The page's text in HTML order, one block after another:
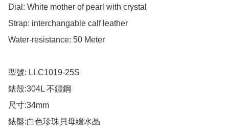
Dial: White mother of pearl with crystal
Strap: interchangable calf leather
Water-resistance: 50 Meter
型號: LLC1019-25S
錶殼:304L 不鏽鋼
尺寸:34mm
錶盤:白色珍珠貝母綴水晶